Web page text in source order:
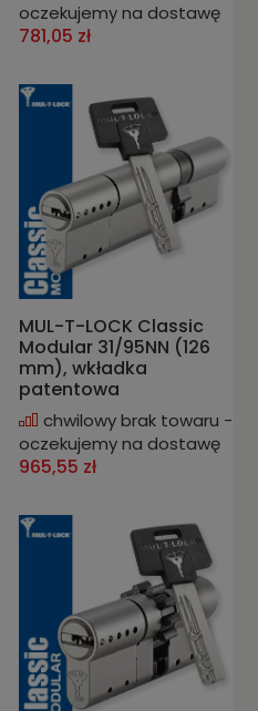
oczekujemy na dostawę
781,05 zł
MUL-T-LOCK Classic
Modular 31/95NN (126
mm), wkładka
patentowa
chwilowy brak towaru -
oczekujemy na dostawę
965,55 zł